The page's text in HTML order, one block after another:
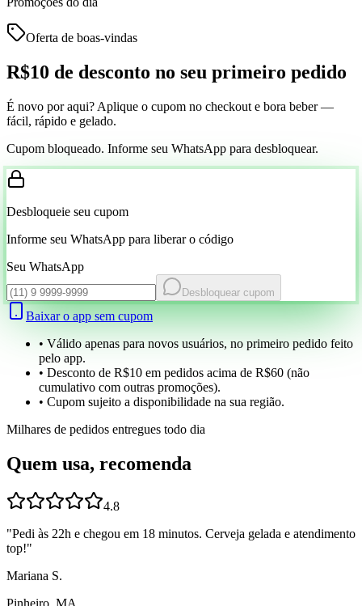
Oferta de boas-vindas
R$10 de desconto no seu primeiro pedido
É novo por aqui? Aplique o cupom no checkout e bora beber —
fácil, rápido e gelado.
Cupom bloqueado. Informe seu WhatsApp para desbloquear.
Desbloqueie seu cupom
Informe seu WhatsApp para liberar o código
Seu WhatsApp
Desbloquear cupom
Baixar o app sem cupom
• Válido apenas para novos usuários, no primeiro pedido feito
pelo app.
• Desconto de R$10 em pedidos acima de R$60 (não
cumulativo com outras promoções).
• Cupom sujeito a disponibilidade na sua região.
Milhares de pedidos entregues todo dia
Quem usa, recomenda
4.8
"Pedi às 22h e chegou em 18 minutos. Cerveja gelada e atendimento
top!"
Mariana S.
Pinheiro, MA